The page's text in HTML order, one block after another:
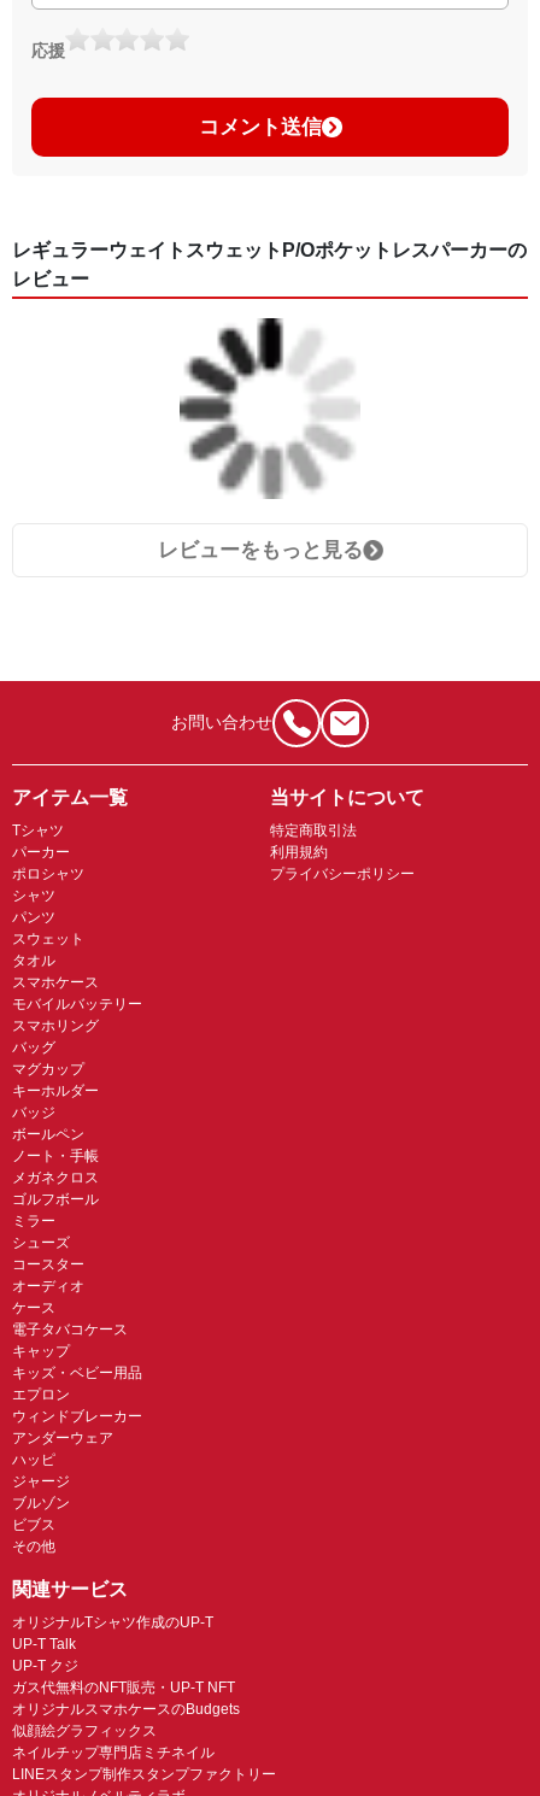
応援
コメント送信
レギュラーウェイトスウェットP/Oポケットレスパーカーの
レビュー
レビューをもっと見る
お問い合わせ
アイテム一覧
Tシャツ
パーカー
ポロシャツ
シャツ
パンツ
スウェット
タオル
スマホケース
モバイルバッテリー
スマホリング
バッグ
マグカップ
キーホルダー
バッジ
ボールペン
ノート・手帳
メガネクロス
ゴルフボール
ミラー
シューズ
コースター
オーディオ
ケース
電子タバコケース
キャップ
キッズ・ベビー用品
エプロン
ウィンドブレーカー
アンダーウェア
ハッピ
ジャージ
ブルゾン
ビブス
その他
当サイトについて
特定商取引法
利用規約
プライバシーポリシー
関連サービス
オリジナルTシャツ作成のUP-T
UP-T Talk
UP-T クジ
ガス代無料のNFT販売・UP-T NFT
オリジナルスマホケースのBudgets
似顔絵グラフィックス
ネイルチップ専門店ミチネイル
LINEスタンプ制作スタンプファクトリー